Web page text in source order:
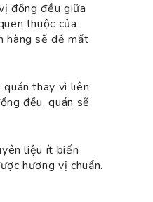
đồng đều giữa
thuộc của
hàng sẽ dễ mất
quán thay vì liên
đều, quán sẽ
liệu ít biến
hương vị chuẩn.